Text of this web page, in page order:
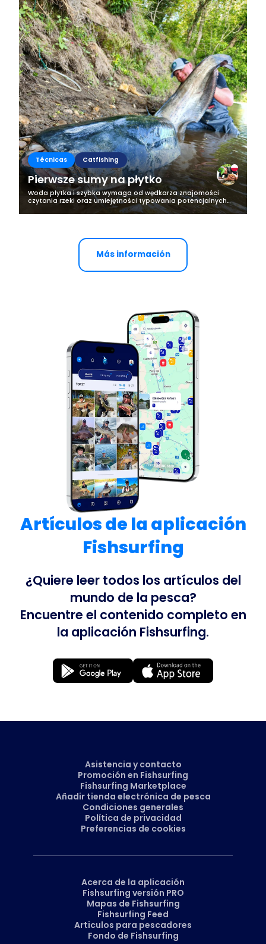
Técnicas Catfishing
Pierwsze sumy na płytko
Woda płytka i szybka wymaga od wędkarza znajomości
czytania rzeki oraz umiejętności typowania potencjalnych
miejsc bytowania ryb i ich żerowisk. To bardzo wymagające
łowiska, niezwykle ciężkie...
Más información
Artículos de la aplicación
Fishsurfing
¿Quiere leer todos los artículos del
mundo de la pesca?
Encuentre el contenido completo en
la aplicación Fishsurfing.
Asistencia y contacto
Promoción en Fishsurfing
Fishsurfing Marketplace
Añadir tienda electrónica de pesca
Condiciones generales
Política de privacidad
Preferencias de cookies
Acerca de la aplicación
Fishsurfing versión PRO
Mapas de Fishsurfing
Fishsurfing Feed
Articulos para pescadores
Fondo de Fishsurfing